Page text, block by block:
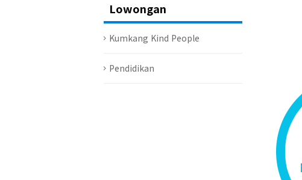
Lowongan
Kumkang Kind People
Pendidikan